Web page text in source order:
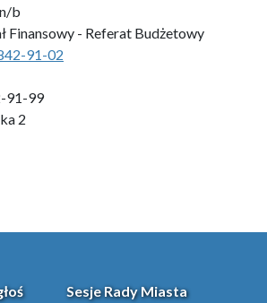
b
Finansowy - Referat Budżetowy
91-02
91-99
2
Sesje Rady Miasta